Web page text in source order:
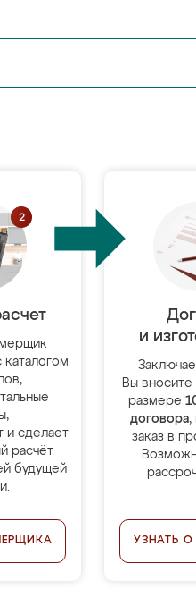
и сделает
расчёт
будущей
и
Вы вносите
размере
договора,
заказ в
УЗНАТЬ О